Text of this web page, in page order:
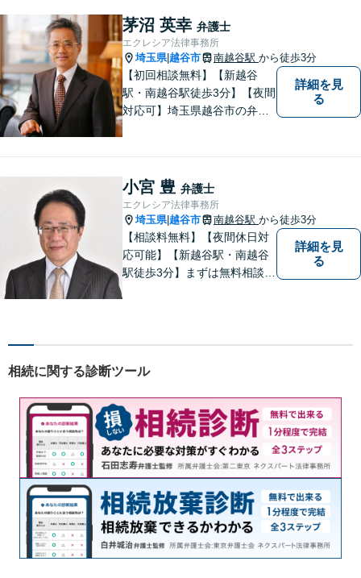
リーで安心して相談いただけ
ます。お気軽にご相談くださ
い。
茅沼 英幸 弁護士
エクレシア法律事務所
埼玉県|越谷市 南越谷駅 から徒歩3分
【初回相談無料】【新越谷
駅・南越谷駅徒歩3分】【夜間
対応可】埼玉県越谷市の弁護
詳細を見
る
小宮 豊 弁護士
エクレシア法律事務所
埼玉県|越谷市 南越谷駅 から徒歩3分
【相談料無料】【夜間休日対
応可能】【新越谷駅・南越谷
駅徒歩3分】まずは無料相談
詳細を見
る
相続に関する診断ツール